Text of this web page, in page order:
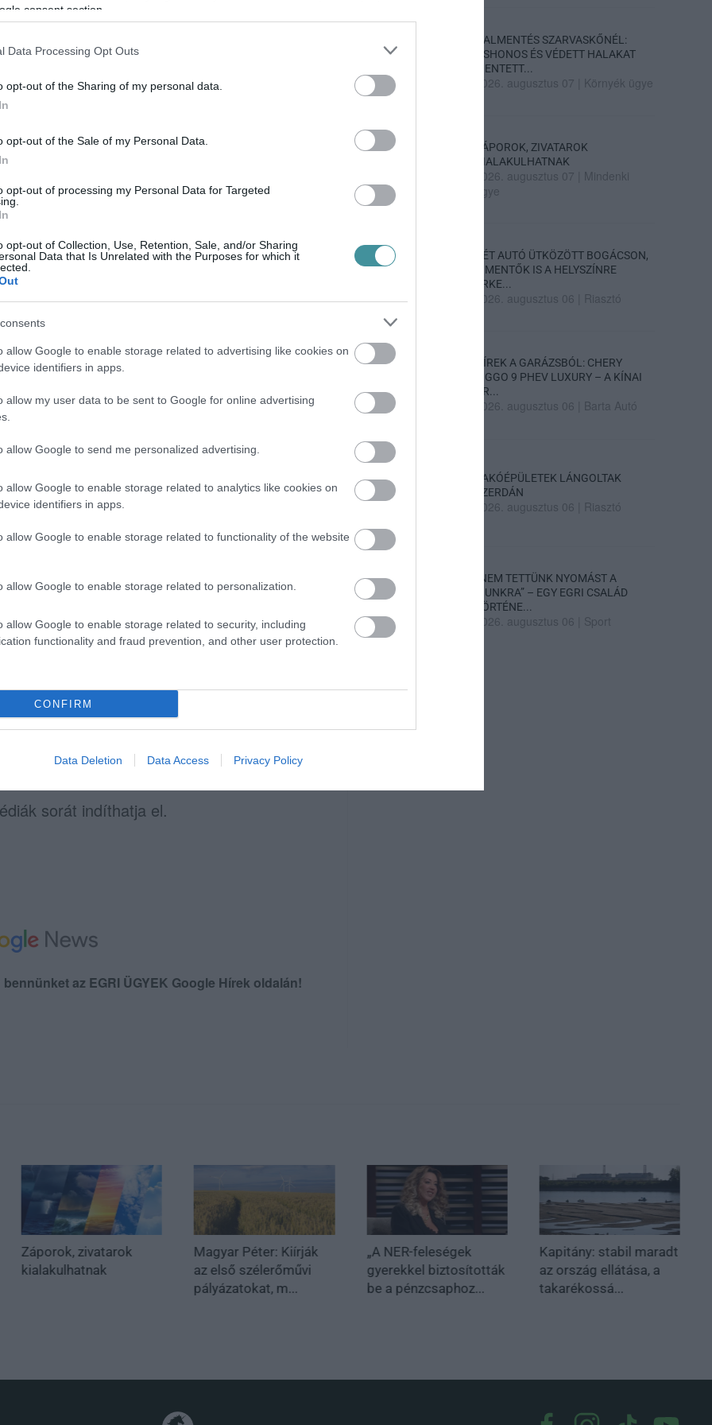
consent section.
Data Processing Opt Outs
opt-out of the Sharing of my personal data.
opt-out of the Sale of my Personal Data.
opt-out of processing my Personal Data for Targeted
opt-out of Collection, Use, Retention, Sale, and/or Sharing
Data that Is Unrelated with the Purposes for which it
allow Google to enable storage related to advertising like cookies on
identifiers in apps.
allow my user data to be sent to Google for online advertising
allow Google to send me personalized advertising.
allow Google to enable storage related to analytics like cookies on
identifiers in apps.
allow Google to enable storage related to functionality of the website
allow Google to enable storage related to personalization.
allow Google to enable storage related to security, including
functionality and fraud prevention, and other user protection.
CONFIRM
Data Deletion Data Access Privacy Policy
és szülővédelmi törvény, amely arról
ismerkedik meg a szexualitás
feladata, hogy "megteremtse a feltételeit
gyakorolni tudják".
szerinte a kritikusaik valójában el sem
a törvény a gyerekek és a szülők
voltam a kommunizmus
volt. A szabadságért és a jogokért
a homoszexuálisok jogaiért is
a magyar jog szerint
alapuló szexuális kapcsolat
miszerint a kommunista rezsimben
kapcsán korábban isazt
a 18 év feletti felnőttek életére.
hogy a fiatalok esetében komoly
a Pedagógusok Demokratikus
felszámolhatja a mentálhigiénés
Mint írták,
között – megfosztva a
– képtelen lesz hatékonyan
diákjait, kiszolgáltatva őket adott
sorát indíthatja el.
az EGRI ÜGYEK Google Hírek oldalán!
HALMENTÉS SZARVASKŐNÉL:
ŐSHONOS ÉS VÉDETT HALAKAT
MENTETT...
2026. augusztus 07 Környék ügye
ZÁPOROK, ZIVATAROK
KIALAKULHATNAK
2026. augusztus 07
Mindenki
ügye
KÉT AUTÓ ÜTKÖZÖTT BOGÁCSON,
A MENTŐK IS A HELYSZÍNRE
ÉRKE...
2026. augusztus 06 Riasztó
HÍREK A GARÁZSBÓL: CHERY
TIGGO 9 PHEV LUXURY – A KÍNAI
PR...
2026. augusztus 06 Barta Autó
LAKÓÉPÜLETEK LÁNGOLTAK
SZERDÁN
2026. augusztus 06 Riasztó
„NEM TETTÜNK NYOMÁST A
FIUNKRA” – EGY EGRI CSALÁD
TÖRTÉNE...
2026. augusztus 06 Sport
Záporok, zivatarok
kialakulhatnak
Magyar Péter: Kiírják
az első szélerőművi
pályázatokat, m...
„A NER-feleségek
gyerekkel biztosították
be a pénzcsaphoz...
Kapitány: stabil maradt
az ország ellátása, a
takarékossá...